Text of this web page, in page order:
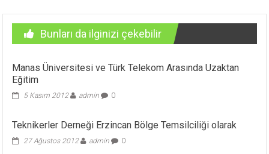
Bunları da ilginizi çekebilir
Manas Üniversitesi ve Türk Telekom Arasında Uzaktan
Eğitim
5 Kasım 2012 admin 0
Teknikerler Derneği Erzincan Bölge Temsilciliği olarak
27 Ağustos 2012 admin 0